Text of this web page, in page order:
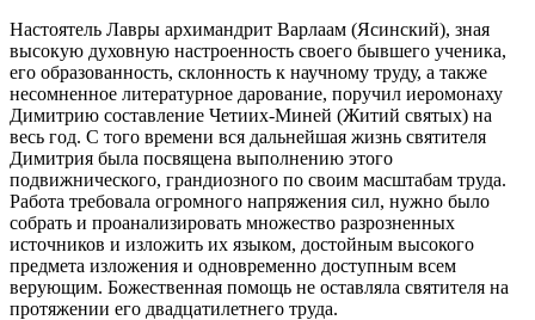
Настоятель Лавры архимандрит Варлаам (Ясинский), зная
высокую духовную настроенность своего бывшего ученика,
его образованность, склонность к научному труду, а также
несомненное литературное дарование, поручил иеромонаху
Димитрию составление Четиих-Миней (Житий святых) на
весь год. С того времени вся дальнейшая жизнь святителя
Димитрия была посвящена выполнению этого
подвижнического, грандиозного по своим масштабам труда.
Работа требовала огромного напряжения сил, нужно было
собрать и проанализировать множество разрозненных
источников и изложить их языком, достойным высокого
предмета изложения и одновременно доступным всем
верующим. Божественная помощь не оставляла святителя на
протяжении его двадцатилетнего труда.